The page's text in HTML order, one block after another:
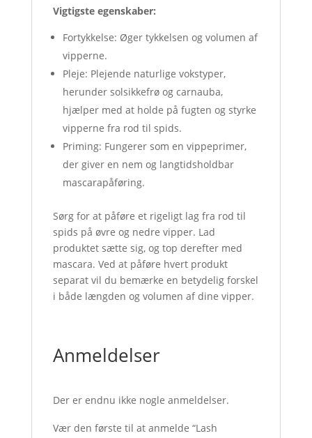
Vigtigste egenskaber:
Fortykkelse: Øger tykkelsen og volumen af
​​vipperne.
Pleje: Plejende naturlige vokstyper,
herunder solsikkefrø og carnauba,
hjælper med at holde på fugten og styrke
vipperne fra rod til spids.
Priming: Fungerer som en vippeprimer,
der giver en nem og langtidsholdbar
mascarapåføring.
Sørg for at påføre et rigeligt lag fra rod til
spids på øvre og nedre vipper. Lad
produktet sætte sig, og top derefter med
mascara. Ved at påføre hvert produkt
separat vil du bemærke en betydelig forskel
i både længden og volumen af ​​dine vipper.
Anmeldelser
Der er endnu ikke nogle anmeldelser.
Vær den første til at anmelde “Lash